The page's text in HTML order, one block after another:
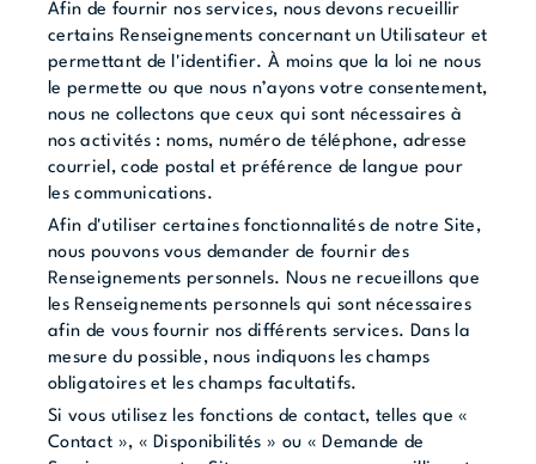
Afin de fournir nos services, nous devons recueillir
certains Renseignements concernant un Utilisateur et
permettant de l'identifier. À moins que la loi ne nous
le permette ou que nous n’ayons votre consentement,
nous ne collectons que ceux qui sont nécessaires à
nos activités : noms, numéro de téléphone, adresse
courriel, code postal et préférence de langue pour
les communications.
Afin d'utiliser certaines fonctionnalités de notre Site,
nous pouvons vous demander de fournir des
Renseignements personnels. Nous ne recueillons que
les Renseignements personnels qui sont nécessaires
afin de vous fournir nos différents services. Dans la
mesure du possible, nous indiquons les champs
obligatoires et les champs facultatifs.
Si vous utilisez les fonctions de contact, telles que «
Contact », « Disponibilités » ou « Demande de